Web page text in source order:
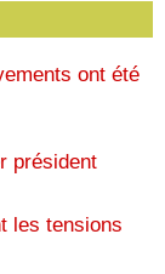
ont été
président
les tensions